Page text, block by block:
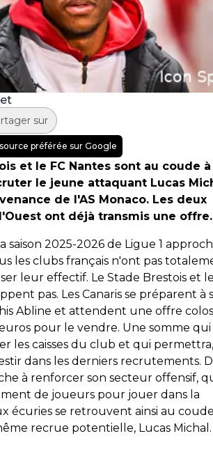
sur
préférée sur Google
et le FC Nantes sont au coude à
le jeune attaquant Lucas
de l'AS Monaco. Les deux
ont déjà transmis une offre.
saison 2025-2026 de Ligue 1
les clubs français n'ont pas
leur effectif. Le Stade Brestois et
pas. Les Canaris se préparent à
Abline et attendent une offre
pour le vendre. Une somme qui
les caisses du club et qui permettra,
dans les derniers recrutements.
à renforcer son secteur offensif,
de joueurs pour jouer dans la
écuries se retrouvent ainsi au
recrue potentielle, Lucas Michal.